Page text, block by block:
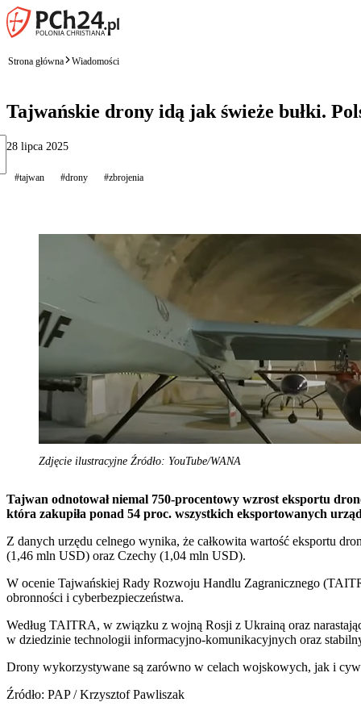
Strona główna Wiadomości
Tajwańskie drony idą jak świeże bułki.
28 lipca 2025
#tajwan #drony #zbrojenia
Zdjęcie ilustracyjne Źródło: YouTube/WANA
Tajwan odnotował niemal 750-procentowy wzrost eksportu
która zakupiła ponad 54 proc. wszystkich eksportowanych
Z danych urzędu celnego wynika, że całkowita wartość eksportu
(1,46 mln USD) oraz Czechy (1,04 mln USD).
W ocenie Tajwańskiej Rady Rozwoju Handlu Zagranicznego
obronności i cyberbezpieczeństwa.
Według TAITRA, w związku z wojną Rosji z Ukrainą oraz
w dziedzinie technologii informacyjno-komunikacyjnych oraz
Drony wykorzystywane są zarówno w celach wojskowych, jak i
Źródło: PAP / Krzysztof Pawliszak